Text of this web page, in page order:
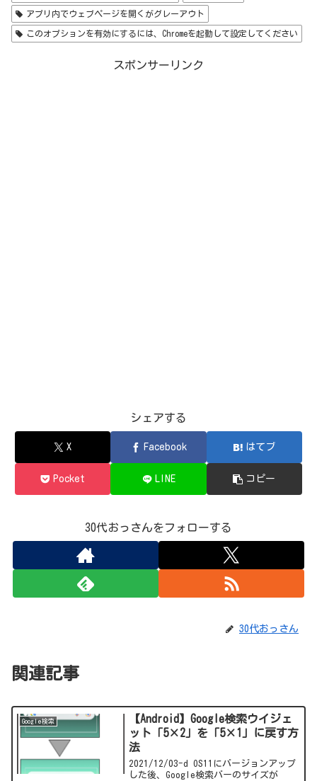
アプリ内でウェブページを開くがグレーアウト
このオプションを有効にするには、Chromeを起動して設定してください
スポンサーリンク
シェアする
X Facebook はてブ
Pocket LINE コピー
30代おっさんをフォローする
30代おっさん
関連記事
Google検索
【Android】Google検索ウイジェ
ット「5×2」を「5×1」に戻す方
法
2021/12/03-d OS11にバージョンアップ
した後、Google検索バーのサイズが